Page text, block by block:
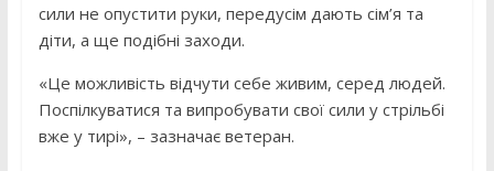
сили не опустити руки, передусім дають сім’я та
діти, а ще подібні заходи.
«Це можливість відчути себе живим, серед людей.
Поспілкуватися та випробувати свої сили у стрільбі
вже у тирі», – зазначає ветеран.